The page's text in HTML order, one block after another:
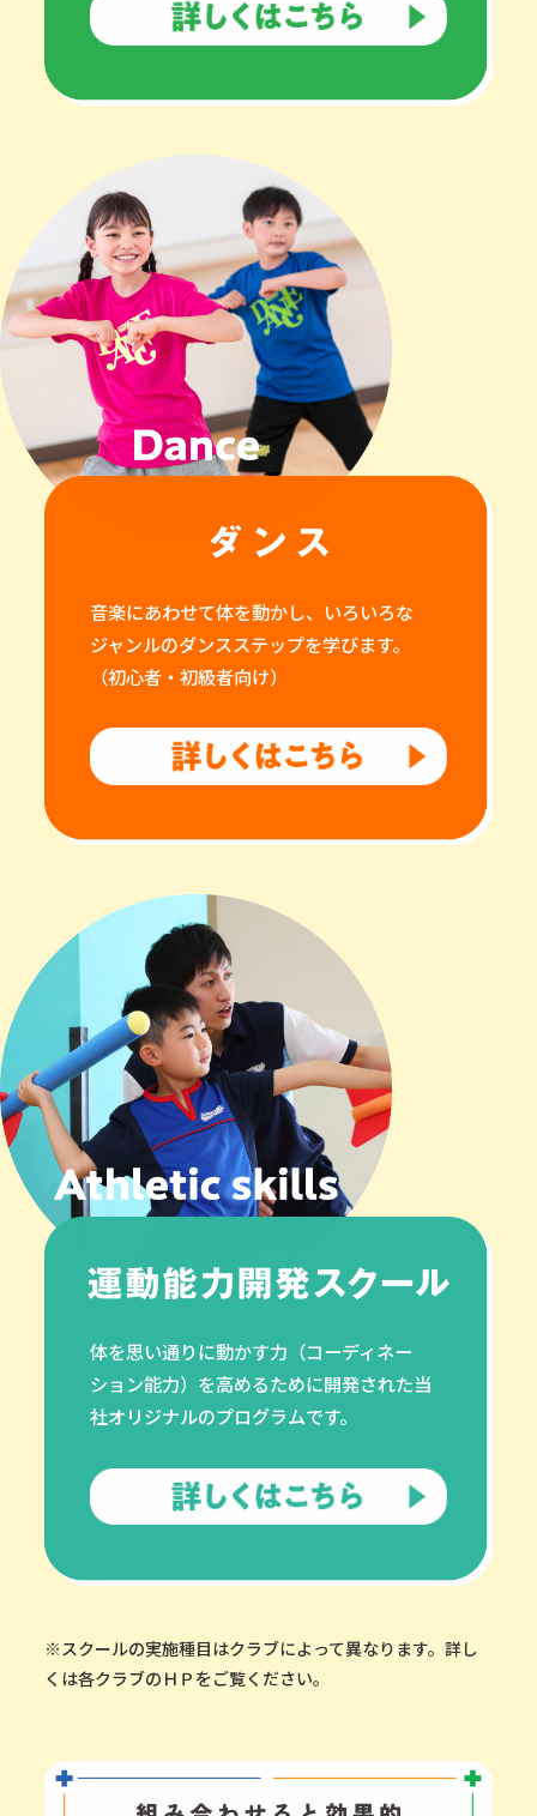
音楽にあわせて体を動かし、いろいろな
ジャンルのダンスステップを学びます。
（初心者・初級者向け）
体を思い通りに動かす力（コーディネー
ション能力）を高めるために開発された当
社オリジナルのプログラムです。
※スクールの実施種目はクラブによって異なります。詳し
くは各クラブのＨＰをご覧ください。